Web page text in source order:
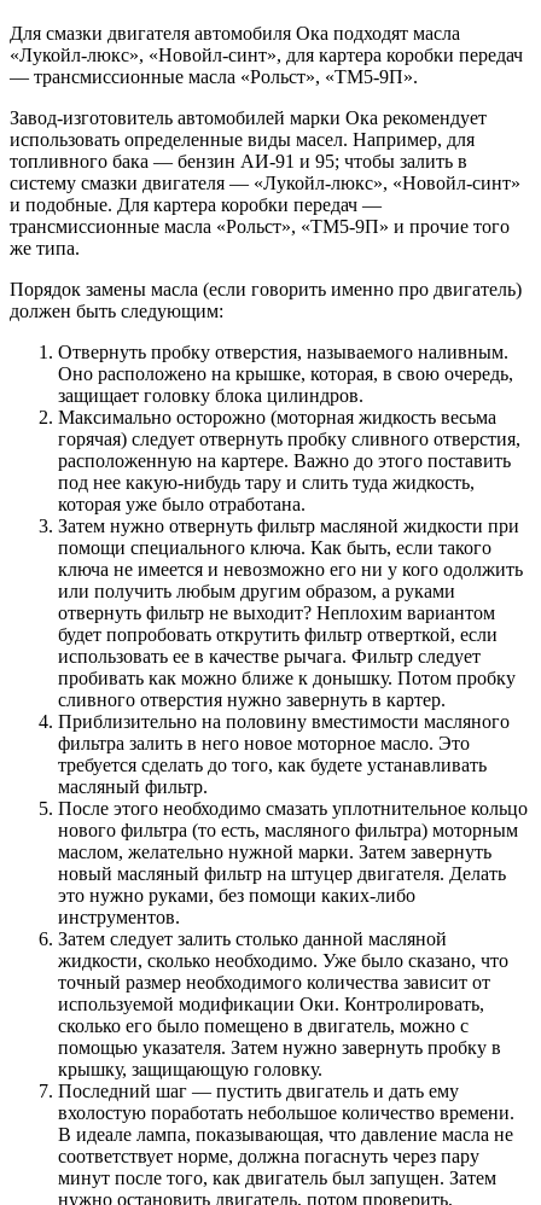
Для смазки двигателя автомобиля Ока подходят масла
«Лукойл-люкс», «Новойл-синт», для картера коробки передач
— трансмиссионные масла «Рольст», «ТМ5-9П».
Завод-изготовитель автомобилей марки Ока рекомендует
использовать определенные виды масел. Например, для
топливного бака — бензин АИ-91 и 95; чтобы залить в
систему смазки двигателя — «Лукойл-люкс», «Новойл-синт»
и подобные. Для картера коробки передач —
трансмиссионные масла «Рольст», «ТМ5-9П» и прочие того
же типа.
Порядок замены масла (если говорить именно про двигатель)
должен быть следующим:
Отвернуть пробку отверстия, называемого наливным.
Оно расположено на крышке, которая, в свою очередь,
защищает головку блока цилиндров.
Максимально осторожно (моторная жидкость весьма
горячая) следует отвернуть пробку сливного отверстия,
расположенную на картере. Важно до этого поставить
под нее какую-нибудь тару и слить туда жидкость,
которая уже было отработана.
Затем нужно отвернуть фильтр масляной жидкости при
помощи специального ключа. Как быть, если такого
ключа не имеется и невозможно его ни у кого одолжить
или получить любым другим образом, а руками
отвернуть фильтр не выходит? Неплохим вариантом
будет попробовать открутить фильтр отверткой, если
использовать ее в качестве рычага. Фильтр следует
пробивать как можно ближе к донышку. Потом пробку
сливного отверстия нужно завернуть в картер.
Приблизительно на половину вместимости масляного
фильтра залить в него новое моторное масло. Это
требуется сделать до того, как будете устанавливать
масляный фильтр.
После этого необходимо смазать уплотнительное кольцо
нового фильтра (то есть, масляного фильтра) моторным
маслом, желательно нужной марки. Затем завернуть
новый масляный фильтр на штуцер двигателя. Делать
это нужно руками, без помощи каких-либо
инструментов.
Затем следует залить столько данной масляной
жидкости, сколько необходимо. Уже было сказано, что
точный размер необходимого количества зависит от
используемой модификации Оки. Контролировать,
сколько его было помещено в двигатель, можно с
помощью указателя. Затем нужно завернуть пробку в
крышку, защищающую головку.
Последний шаг — пустить двигатель и дать ему
вхолостую поработать небольшое количество времени.
В идеале лампа, показывающая, что давление масла не
соответствует норме, должна погаснуть через пару
минут после того, как двигатель был запущен. Затем
нужно остановить двигатель, потом проверить,